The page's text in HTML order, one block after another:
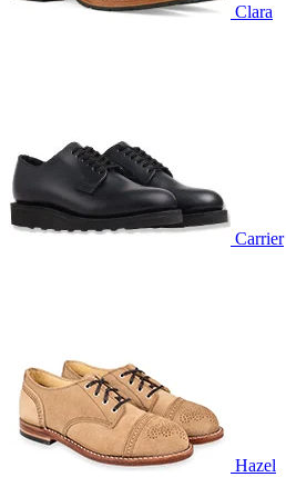
Clara
Carrier
Hazel